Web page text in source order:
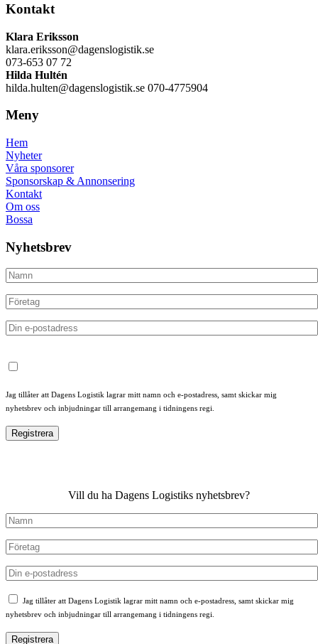
Kontakt
Klara Eriksson
klara.eriksson@dagenslogistik.se
073-653 07 72
Hilda Hultén
hilda.hulten@dagenslogistik.se 070-4775904
Meny
Hem
Nyheter
Våra sponsorer
Sponsorskap & Annonsering
Kontakt
Om oss
Bossa
Nyhetsbrev
Jag tillåter att Dagens Logistik lagrar mitt namn och e-postadress, samt skickar mig
nyhetsbrev och inbjudningar till arrangemang i tidningens regi.
Vill du ha Dagens Logistiks nyhetsbrev?
Jag tillåter att Dagens Logistik lagrar mitt namn och e-postadress, samt skickar mig
nyhetsbrev och inbjudningar till arrangemang i tidningens regi.